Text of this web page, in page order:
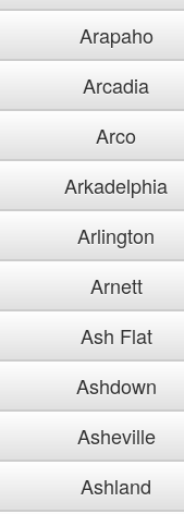
Arapaho
Arcadia
Arco
Arkadelphia
Arlington
Arnett
Ash Flat
Ashdown
Asheville
Ashland